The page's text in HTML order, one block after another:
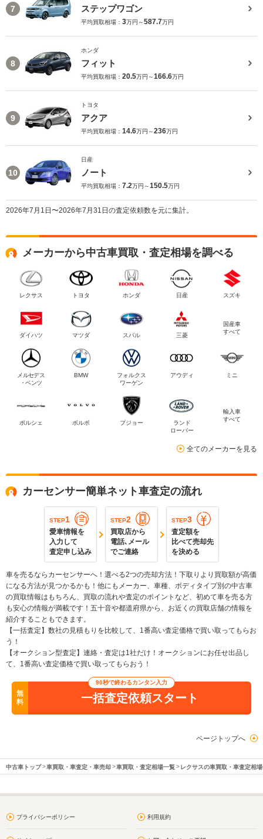
7 ステップワゴン
平均買取相場： 3万円～587.7万円
8
ホンダ
フィット
平均買取相場： 20.5万円～166.6万円
9
トヨタ
アクア
平均買取相場： 14.6万円～236万円
10
日産
ノート
平均買取相場： 7.2万円～150.5万円
2026年7月1日〜2026年7月31日の査定依頼数を元に集計。
メーカーから中古車買取・査定相場を調べる
レクサス トヨタ ホンダ 日産 スズキ
ダイハツ マツダ スバル 三菱
国産車
すべて
メルセデス
・ベンツ
BMW
フォルクス
ワーゲン
アウディ ミニ
ポルシェ ボルボ プジョー
ランド
ローバー
輸入車
すべて
全てのメーカーを見る
カーセンサー簡単ネット車査定の流れ
STEP1
愛車情報を
入力して
査定申し込み
STEP2
買取店から
電話､メール
でご連絡
STEP3
査定額を
比べて売却先
を決める
車を売るならカーセンサーへ！選べる2つの売却方法！下取りより買取額が高価
になる方法が見つかるかも！他にもメーカー、車種、ボディタイプ別の中古車
の買取情報はもちろん、買取の流れや査定のポイントなど、初めて車を売る方
も安心の情報が満載です！五十音や都道府県から、お近くの買取店舗の情報を
紹介することもできます。
【一括査定】数社の見積もりを比較して、1番高い査定価格で買い取ってもらお
う！
【オークション型査定】連絡・査定は1社だけ！オークションにお任せ出品し
て、1番高い査定価格で買い取ってもらおう！
無
料
90秒で終わるカンタン入力
一括査定依頼スタート
ページトップへ
中古車トップ 車買取・車査定・車売却 車買取・査定相場一覧 レクサスの車買取・車査定相
プライバシーポリシー 利用規約